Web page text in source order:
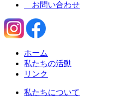
お問い合わせ
ホーム
私たちの活動
リンク
私たちについて